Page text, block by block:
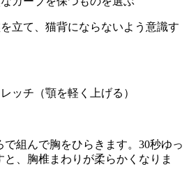
立て、猫背にならないよう意識す
ッチ（顎を軽く上げる）
組んで胸をひらきます。30秒ゆっ
と、胸椎まわりが柔らかくなりま